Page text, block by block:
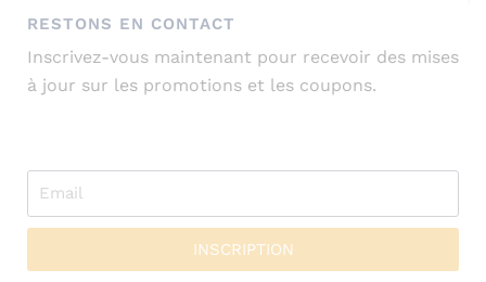
RESTONS EN CONTACT
Inscrivez-vous maintenant pour recevoir des mises
à jour sur les promotions et les coupons.
INSCRIPTION